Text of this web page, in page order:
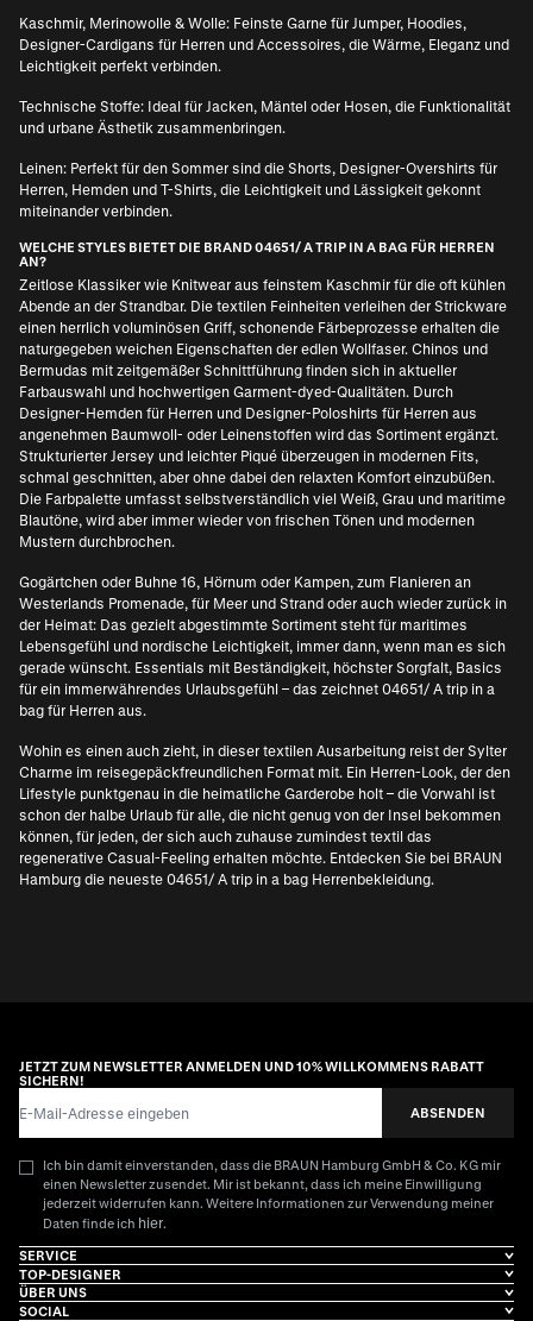
Kaschmir, Merinowolle & Wolle: Feinste Garne für Jumper, Hoodies,
Designer-Cardigans für Herren und Accessoires, die Wärme, Eleganz und
Leichtigkeit perfekt verbinden.
Technische Stoffe: Ideal für Jacken, Mäntel oder Hosen, die Funktionalität
und urbane Ästhetik zusammenbringen.
Leinen: Perfekt für den Sommer sind die Shorts, Designer-Overshirts für
Herren, Hemden und T-Shirts, die Leichtigkeit und Lässigkeit gekonnt
miteinander verbinden.
WELCHE STYLES BIETET DIE BRAND 04651/ A TRIP IN A BAG FÜR HERREN
AN?
Zeitlose Klassiker wie Knitwear aus feinstem Kaschmir für die oft kühlen
Abende an der Strandbar. Die textilen Feinheiten verleihen der Strickware
einen herrlich voluminösen Griff, schonende Färbeprozesse erhalten die
naturgegeben weichen Eigenschaften der edlen Wollfaser. Chinos und
Bermudas mit zeitgemäßer Schnittführung finden sich in aktueller
Farbauswahl und hochwertigen Garment-dyed-Qualitäten. Durch
Designer-Hemden für Herren und Designer-Poloshirts für Herren aus
angenehmen Baumwoll- oder Leinenstoffen wird das Sortiment ergänzt.
Strukturierter Jersey und leichter Piqué überzeugen in modernen Fits,
schmal geschnitten, aber ohne dabei den relaxten Komfort einzubüßen.
Die Farbpalette umfasst selbstverständlich viel Weiß, Grau und maritime
Blautöne, wird aber immer wieder von frischen Tönen und modernen
Mustern durchbrochen.
Gogärtchen oder Buhne 16, Hörnum oder Kampen, zum Flanieren an
Westerlands Promenade, für Meer und Strand oder auch wieder zurück in
der Heimat: Das gezielt abgestimmte Sortiment steht für maritimes
Lebensgefühl und nordische Leichtigkeit, immer dann, wenn man es sich
gerade wünscht. Essentials mit Beständigkeit, höchster Sorgfalt, Basics
für ein immerwährendes Urlaubsgefühl – das zeichnet 04651/ A trip in a
bag für Herren aus.
Wohin es einen auch zieht, in dieser textilen Ausarbeitung reist der Sylter
Charme im reisegepäckfreundlichen Format mit. Ein Herren-Look, der den
Lifestyle punktgenau in die heimatliche Garderobe holt – die Vorwahl ist
schon der halbe Urlaub für alle, die nicht genug von der Insel bekommen
können, für jeden, der sich auch zuhause zumindest textil das
regenerative Casual-Feeling erhalten möchte. Entdecken Sie bei BRAUN
Hamburg die neueste 04651/ A trip in a bag Herrenbekleidung.
JETZT ZUM NEWSLETTER ANMELDEN UND 10% WILLKOMMENS RABATT
SICHERN!
ABSENDEN
Ich bin damit einverstanden, dass die BRAUN Hamburg GmbH & Co. KG mir
einen Newsletter zusendet. Mir ist bekannt, dass ich meine Einwilligung
jederzeit widerrufen kann. Weitere Informationen zur Verwendung meiner
Daten finde ich hier.
SERVICE
TOP-DESIGNER
ÜBER UNS
SOCIAL